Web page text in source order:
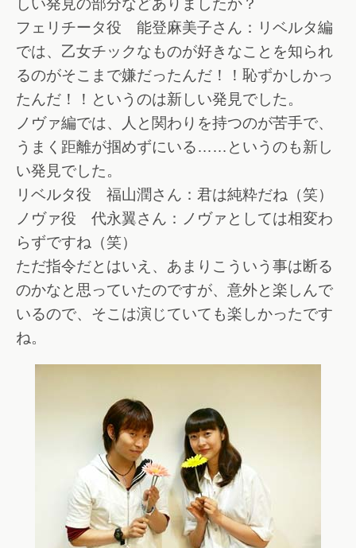
フェリチータ役 能登麻美子さん：リベルタ編
では、乙女チックなものが好きなことを知られ
るのがそこまで嫌だったんだ！！恥ずかしかっ
たんだ！！というのは新しい発見でした。
ノヴァ編では、人と関わりを持つのが苦手で、
うまく距離が掴めずにいる……というのも新し
い発見でした。
リベルタ役 福山潤さん：君は純粋だね（笑）
ノヴァ役 代永翼さん：ノヴァとしては相変わ
らずですね（笑）
ただ指令だとはいえ、あまりこういう事は断る
のかなと思っていたのですが、意外と楽しんで
いるので、そこは演じていても楽しかったです
ね。